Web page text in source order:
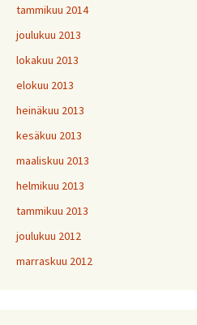
tammikuu 2014
joulukuu 2013
lokakuu 2013
elokuu 2013
heinäkuu 2013
kesäkuu 2013
maaliskuu 2013
helmikuu 2013
tammikuu 2013
joulukuu 2012
marraskuu 2012